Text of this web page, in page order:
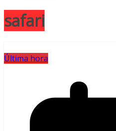
safari
Última hora